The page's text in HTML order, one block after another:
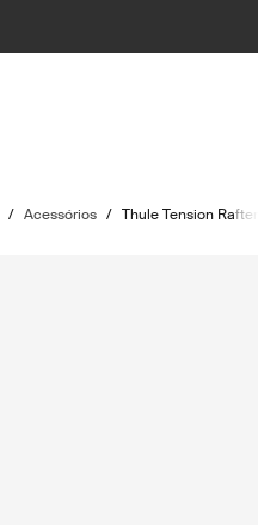
/ Acessórios / Thule Tension